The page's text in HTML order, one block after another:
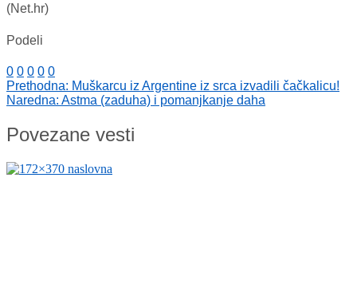
(Net.hr)
Podeli
0 0 0 0 0
Prethodna: Muškarcu iz Argentine iz srca izvadili čačkalicu!
Naredna: Astma (zaduha) i pomanjkanje daha
Povezane vesti